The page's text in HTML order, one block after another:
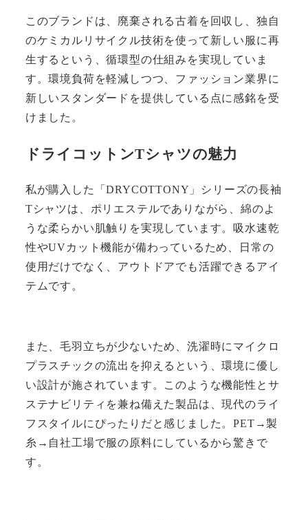
このブランドは、廃棄される古着を回収し、独自
のケミカルリサイクル技術を使って新しい服に再
生するという、循環型の仕組みを実現していま
す。環境負荷を軽減しつつ、ファッション業界に
新しいスタンダードを提供している点に感銘を受
けました。
ドライコットンTシャツの魅力
私が購入した「DRYCOTTONY」シリーズの長袖
Tシャツは、ポリエステルでありながら、綿のよ
うな柔らかい肌触りを実現しています。吸水速乾
性やUVカット機能が備わっているため、日常の
使用だけでなく、アウトドアでも活躍できるアイ
テムです。
また、毛羽立ちが少ないため、洗濯時にマイクロ
プラスチックの流出を抑えるという、環境に優し
い設計が施されています。このような機能性とサ
ステナビリティを兼ね備えた製品は、現代のライ
フスタイルにぴったりだと感じました。PET→製
糸→自社工場で服の原料にしているから驚きで
す。